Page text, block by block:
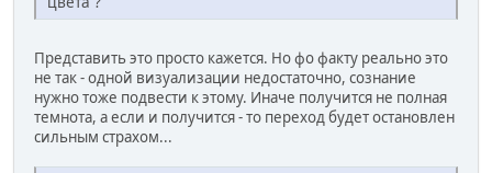
Представить это просто кажется. Но фо факту реально это
не так - одной визуализации недостаточно, сознание
нужно тоже подвести к этому. Иначе получится не полная
темнота, а если и получится - то переход будет остановлен
сильным страхом...